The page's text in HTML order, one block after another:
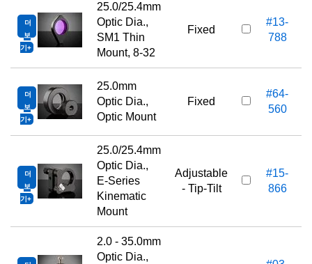
더
보
기
25.0/25.4mm
Optic Dia.,
SM1 Thin
Mount, 8-32
Fixed
#13-
788
더
보
기
25.0mm
Optic Dia.,
Optic Mount
Fixed
#64-
560
더
보
기
25.0/25.4mm
Optic Dia.,
E-Series
Kinematic
Mount
Adjustable
- Tip-Tilt
#15-
866
2.0 - 35.0mm
Optic Dia.,